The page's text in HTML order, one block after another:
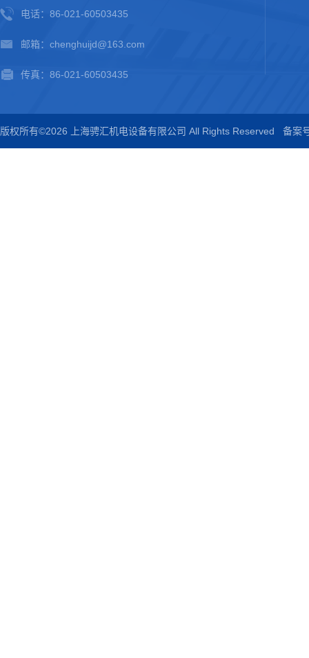
电话：86-021-60503435
邮箱：chenghuijd@163.com
传真：86-021-60503435
版权所有©2026 上海骋汇机电设备有限公司 All Rights Reserved 备案